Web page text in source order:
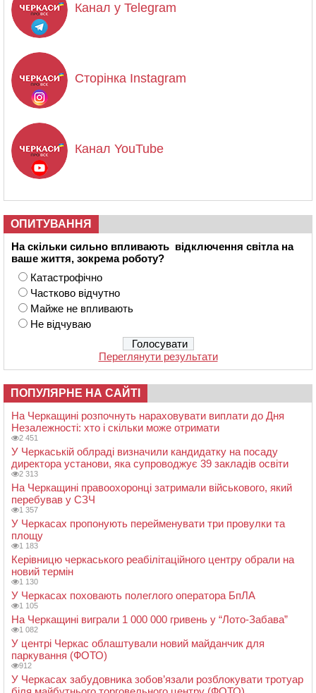
Канал у Telegram
Сторінка Instagram
Канал YouTube
ОПИТУВАННЯ
На скільки сильно впливають відключення світла на
ваше життя, зокрема роботу?
Катастрофічно
Частково відчутно
Майже не впливають
Не відчуваю
Переглянути результати
ПОПУЛЯРНЕ НА САЙТІ
На Черкащині розпочнуть нараховувати виплати до Дня
Незалежності: хто і скільки може отримати
2 451
У Черкаській облраді визначили кандидатку на посаду
директора установи, яка супроводжує 39 закладів освіти
2 313
На Черкащині правоохоронці затримали військового, який
перебував у СЗЧ
1 357
У Черкасах пропонують перейменувати три провулки та
площу
1 183
Керівницю черкаського реабілітаційного центру обрали на
новий термін
1 130
У Черкасах поховають полеглого оператора БпЛА
1 105
На Черкащині виграли 1 000 000 гривень у “Лото-Забава”
1 082
У центрі Черкас облаштували новий майданчик для
паркування (ФОТО)
912
У Черкасах забудовника зобов’язали розблокувати тротуар